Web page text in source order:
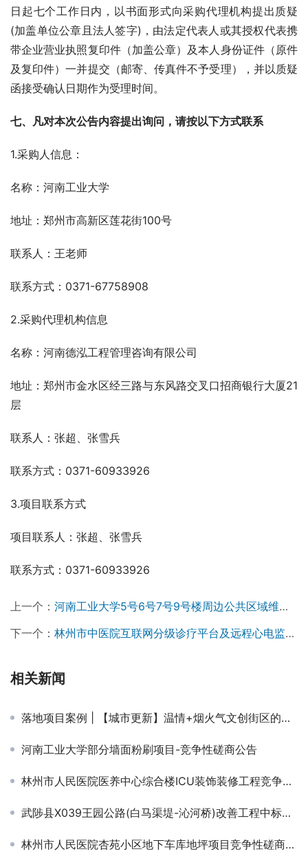
日起七个工作日内，以书面形式向采购代理机构提出质疑
(加盖单位公章且法人签字)，由法定代表人或其授权代表携
带企业营业执照复印件（加盖公章）及本人身份证件（原件
及复印件）一并提交（邮寄、传真件不予受理），并以质疑
函接受确认日期作为受理时间。
七、凡对本次公告内容提出询问，请按以下方式联系
1.采购人信息：
名称：河南工业大学
地址：郑州市高新区莲花街100号
联系人：王老师
联系方式：0371-67758908
2.采购代理机构信息
名称：河南德泓工程管理咨询有限公司
地址：郑州市金水区经三路与东风路交叉口招商银行大厦21
层
联系人：张超、张雪兵
联系方式：0371-60933926
3.项目联系方式
项目联系人：张超、张雪兵
联系方式：0371-60933926
上一个： 河南工业大学5号6号7号9号楼周边公共区域维修项目（二次）成交公告
下一个： 林州市中医院互联网分级诊疗平台及远程心电监测远程医疗服务项目成交结果公告
相关新闻
落地项目案例 | 【城市更新】温情+烟火气文创街区的前世今生
河南工业大学部分墙面粉刷项目-竞争性磋商公告
林州市人民医院医养中心综合楼ICU装饰装修工程竞争性磋商公告￼
武陟县X039王园公路(白马渠堤-沁河桥)改善工程中标候选人公示
林州市人民医院杏苑小区地下车库地坪项目竞争性磋商公告￼